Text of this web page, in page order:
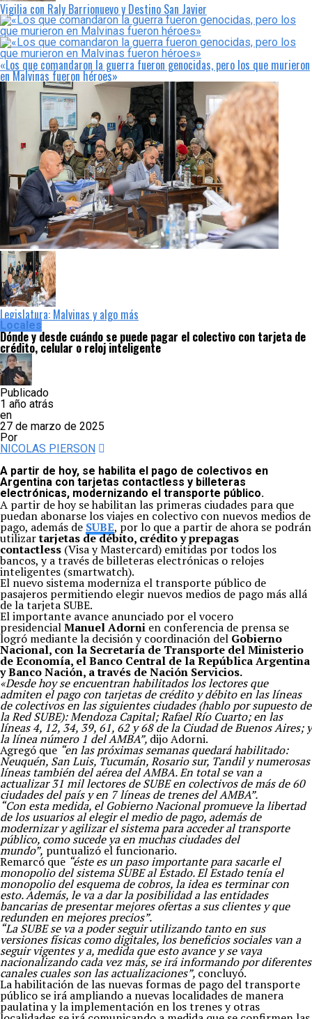
Vigilia con Raly Barrionuevo y Destino San Javier
«Los que comandaron la guerra fueron genocidas, pero los que murieron
en Malvinas fueron héroes»
Legislatura: Malvinas y algo más
Locales
Dónde y desde cuándo se puede pagar el colectivo con tarjeta de
crédito, celular o reloj inteligente
Publicado
1 año atrás
en
27 de marzo de 2025
Por
NICOLAS PIERSON
A partir de hoy, se habilita el pago de colectivos en
Argentina con tarjetas contactless y billeteras
electrónicas, modernizando el transporte público.
A partir de hoy se habilitan las primeras ciudades para que
puedan abonarse los viajes en colectivo con nuevos medios de
pago, además de SUBE, por lo que a partir de ahora se podrán
utilizartarjetas de débito, crédito y prepagas
contactless (Visa y Mastercard) emitidas por todos los
bancos, y a través de billeteras electrónicas o relojes
inteligentes (smartwatch).
El nuevo sistema moderniza el transporte público de
pasajeros permitiendo elegir nuevos medios de pago más allá
de la tarjeta SUBE.
El importante avance anunciado por el vocero
presidencialManuel Adorni en conferencia de prensa se
logró mediante la decisión y coordinación del Gobierno
Nacional, con la Secretaría de Transporte del Ministerio
de Economía, el Banco Central de la República Argentina
y Banco Nación, a través de Nación Servicios.
«Desde hoy se encuentran habilitados los lectores que
admiten el pago con tarjetas de crédito y débito en las líneas
de colectivos en las siguientes ciudades (hablo por supuesto de
la Red SUBE): Mendoza Capital; Rafael Río Cuarto; en las
líneas 4, 12, 34, 39, 61, 62 y 68 de la Ciudad de Buenos Aires; y
la línea número 1 del AMBA”, dijo Adorni.
Agregó que “en las próximas semanas quedará habilitado:
Neuquén, San Luis, Tucumán, Rosario sur, Tandil y numerosas
líneas también del aérea del AMBA. En total se van a
actualizar 31 mil lectores de SUBE en colectivos de más de 60
ciudades del país y en 7 líneas de trenes del AMBA”.
“Con esta medida, el Gobierno Nacional promueve la libertad
de los usuarios al elegir el medio de pago, además de
modernizar y agilizar el sistema para acceder al transporte
público, como sucede ya en muchas ciudades del
mundo”, puntualizó el funcionario.
Remarcó que “éste es un paso importante para sacarle el
monopolio del sistema SUBE al Estado. El Estado tenía el
monopolio del esquema de cobros, la idea es terminar con
esto. Además, le va a dar la posibilidad a las entidades
bancarias de presentar mejores ofertas a sus clientes y que
redunden en mejores precios”.
“La SUBE se va a poder seguir utilizando tanto en sus
versiones físicas como digitales, los beneficios sociales van a
seguir vigentes y a, medida que esto avance y se vaya
nacionalizando cada vez más, se irá informando por diferentes
canales cuales son las actualizaciones”, concluyó.
La habilitación de las nuevas formas de pago del transporte
público se irá ampliando a nuevas localidades de manera
paulatina y la implementación en los trenes y otras